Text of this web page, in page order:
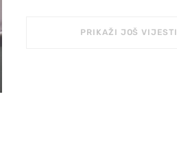
PRIKAŽI JOŠ VIJESTI